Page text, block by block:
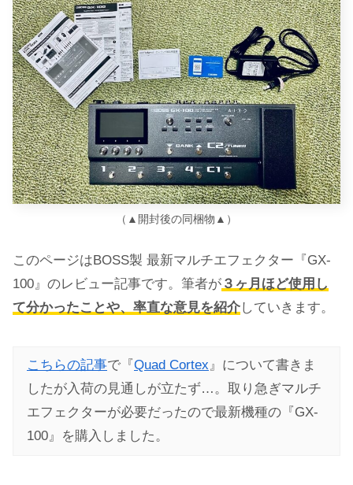
（▲開封後の同梱物▲）
このページはBOSS製 最新マルチエフェクター『GX-
100』のレビュー記事です。筆者が ３ヶ月ほど使用し
て分かったことや、率直な意見を紹介していきます。
こちらの記事で『 Quad Cortex』について書きま
したが入荷の見通しが立たず…。取り急ぎマルチ
エフェクターが必要だったので最新機種の『GX-
100』を購入しました。